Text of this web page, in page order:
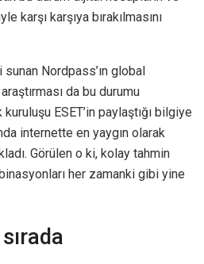
karşı karşıya bırakılmasını
Nordpass’ın global
da bu durumu
ESET’in paylaştığı bilgiye
internette en yaygın olarak
Görülen o ki, kolay tahmin
her zamanki gibi yine